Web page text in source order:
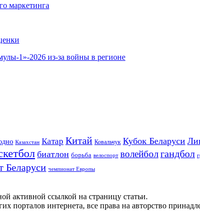
маркетинга
1»-2026 из-за войны в регионе
Казахстан Катар Китай Ковальчук Кубок Беларуси
биатлон борьба велоспорт волейболгандбол
Беларуси чемпионат Европы
активной ссылкой на страницу статьи.
порталов интернета, все права на авторство